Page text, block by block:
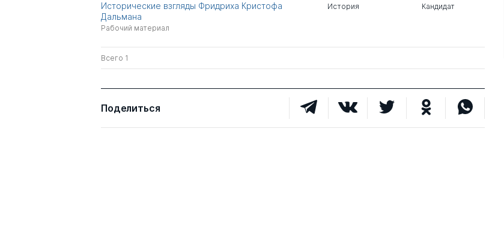
Исторические взгляды Фридриха Кристофа
Дальмана
Рабочий материал
История Кандидат
Всего 1
Поделиться